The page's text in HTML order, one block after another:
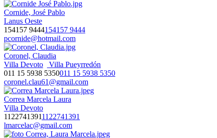
Cornide, José Pablo
Lanus Oeste
154157 9444154157 9444
pcornide@hotmail.com
Coronel, Claudia
Villa Devoto
Villa Pueyrredón
011 15 5938 5350011 15 5938 5350
coronel.clau61@gmail.com
Correa Marcela Laura
Villa Devoto
11227413911122741391
lmarcelac@gmail.com